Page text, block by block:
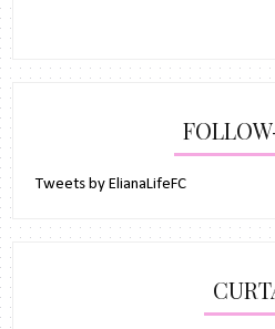
Tweets by ElianaLifeFC